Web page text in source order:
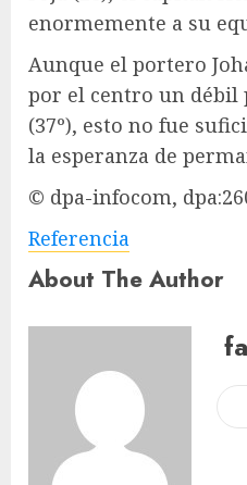
enormemente a su
Aunque el portero
por el centro un débil
(37º), esto no fue
la esperanza de
© dpa-infocom,
Referencia
About The Author